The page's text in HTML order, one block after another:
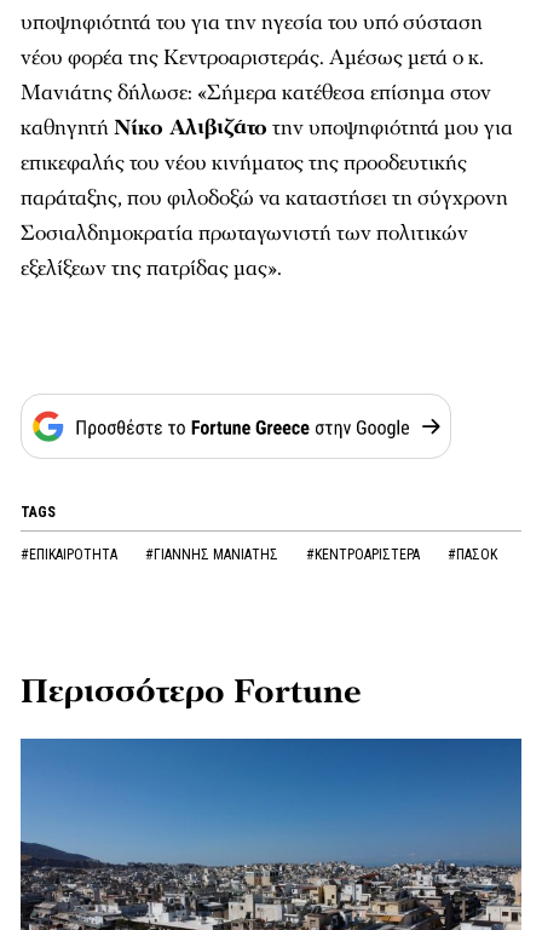
υποψηφιότητά του για την ηγεσία του υπό σύσταση
νέου φορέα της Κεντροαριστεράς. Αμέσως μετά ο κ.
Μανιάτης δήλωσε: «Σήμερα κατέθεσα επίσημα στον
καθηγητήΝίκο Αλιβιζάτο την υποψηφιότητά μου για
επικεφαλής του νέου κινήματος της προοδευτικής
παράταξης, που φιλοδοξώ να καταστήσει τη σύγχρονη
Σοσιαλδημοκρατία πρωταγωνιστή των πολιτικών
εξελίξεων της πατρίδας μας».
TAGS
#ΕΠΙΚΑΙΡΟΤΗΤΑ #ΓΙΑΝΝΗΣ ΜΑΝΙΑΤΗΣ #ΚΕΝΤΡΟΑΡΙΣΤΕΡΑ #ΠΑΣΟΚ
Περισσότερο Fortune